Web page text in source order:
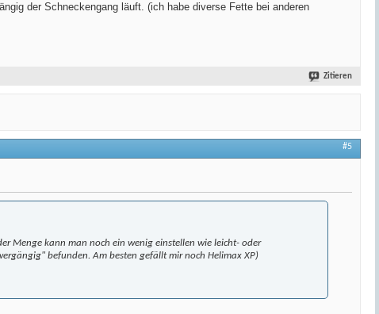
der Schneckengang läuft. (ich habe diverse Fette bei anderen
Zitieren
#5
Menge kann man noch ein wenig einstellen wie leicht- oder
befunden. Am besten gefällt mir noch Helimax XP)